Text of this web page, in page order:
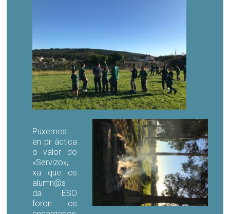
Puxemos
en pr áctica
o valor do
«Servizo»,
xa que os
alumn@s
da ESO
foron os